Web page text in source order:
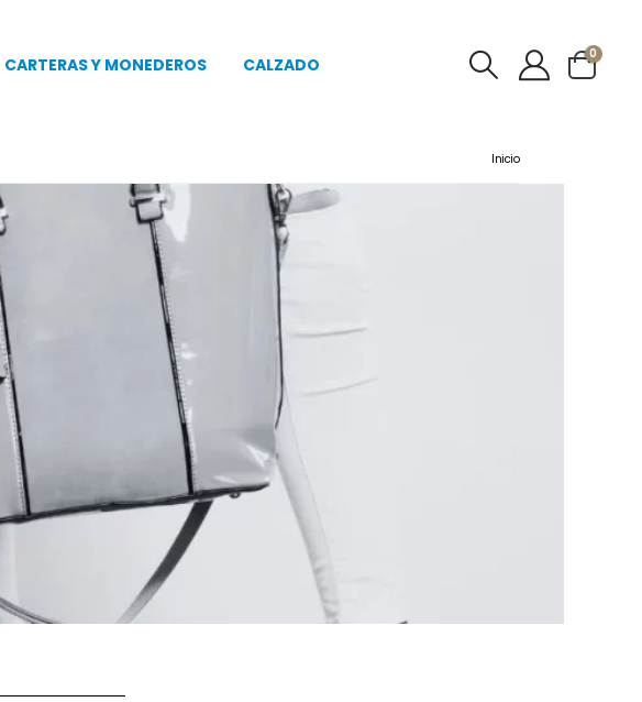
CARTERAS Y MONEDEROS CALZADO
0
Inicio